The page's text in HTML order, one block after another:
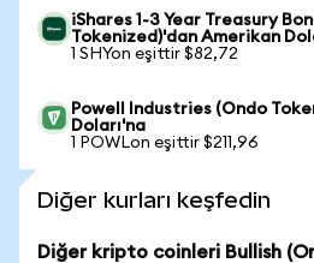
iShares 1-3 Year Treasury
Tokenized)'dan Amerikan
1 SHYon eşittir $82,72
Powell Industries (Ondo
Doları'na
1 POWLon eşittir $211,96
Diğer kurları keşfedin
Diğer kripto coinleri Bullish